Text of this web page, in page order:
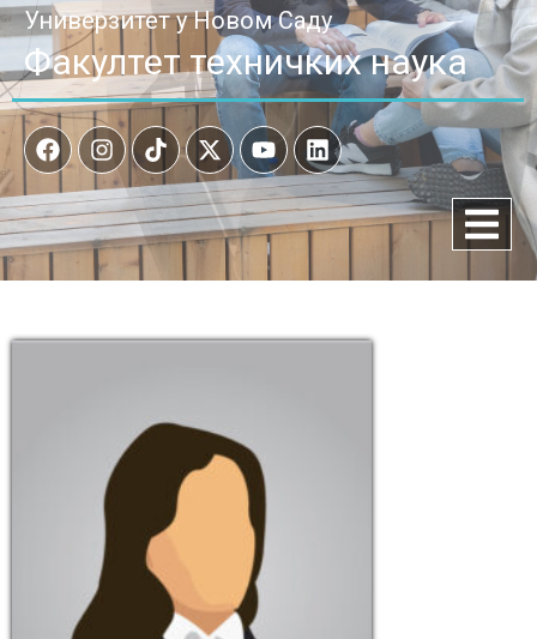
Универзитет у Новом Саду
Факултет техничких наука